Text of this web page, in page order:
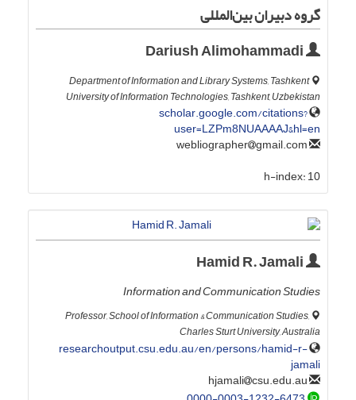
گروه دبیران بین‌المللی
Department of Information and Library Systems, Tashkent
University of Information Technologies, Tashkent, Uzbekistan
scholar.google.com/citations?
user=LZPm8NUAAAAJ&hl=en
gmail.com
h-index:10
Information and Communication Studies
Professor, School of Information & Communication Studies,
Charles Sturt University, Australia
researchoutput.csu.edu.au/en/persons/hamid-r-
jamali
csu.edu.au